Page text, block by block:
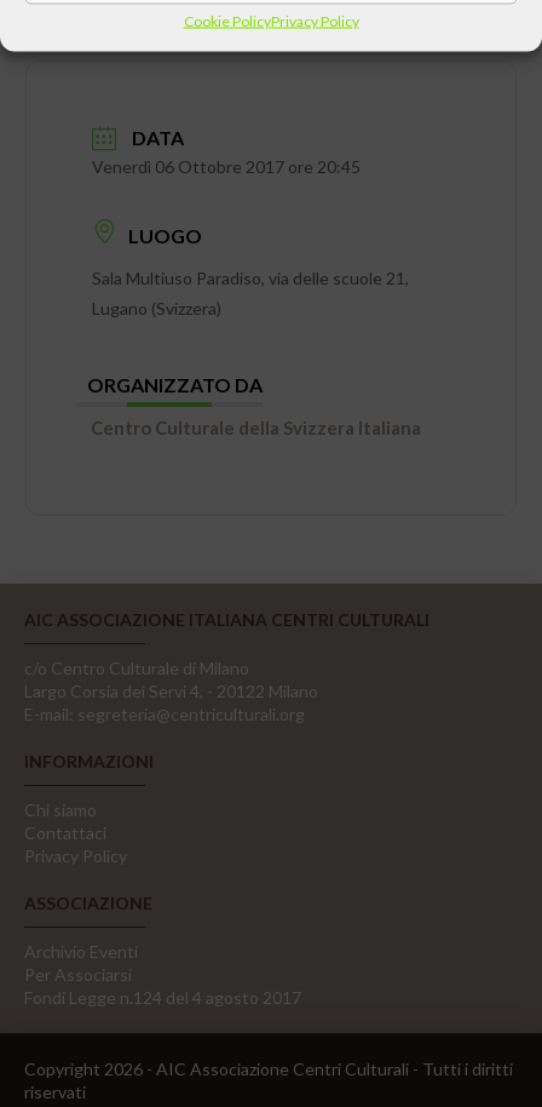
Cookie PolicyPrivacy Policy
DATA
Venerdì 06 Ottobre 2017 ore 20:45
LUOGO
Sala Multiuso Paradiso, via delle scuole 21,
Lugano (Svizzera)
ORGANIZZATO DA
Centro Culturale della Svizzera Italiana
AIC ASSOCIAZIONE ITALIANA CENTRI CULTURALI
c/o Centro Culturale di Milano
Largo Corsia dei Servi 4, - 20122 Milano
E-mail: segreteria@centriculturali.org
INFORMAZIONI
Chi siamo
Contattaci
Privacy Policy
ASSOCIAZIONE
Archivio Eventi
Per Associarsi
Fondi Legge n.124 del 4 agosto 2017
Copyright 2026 - AIC Associazione Centri Culturali - Tutti i diritti
riservati